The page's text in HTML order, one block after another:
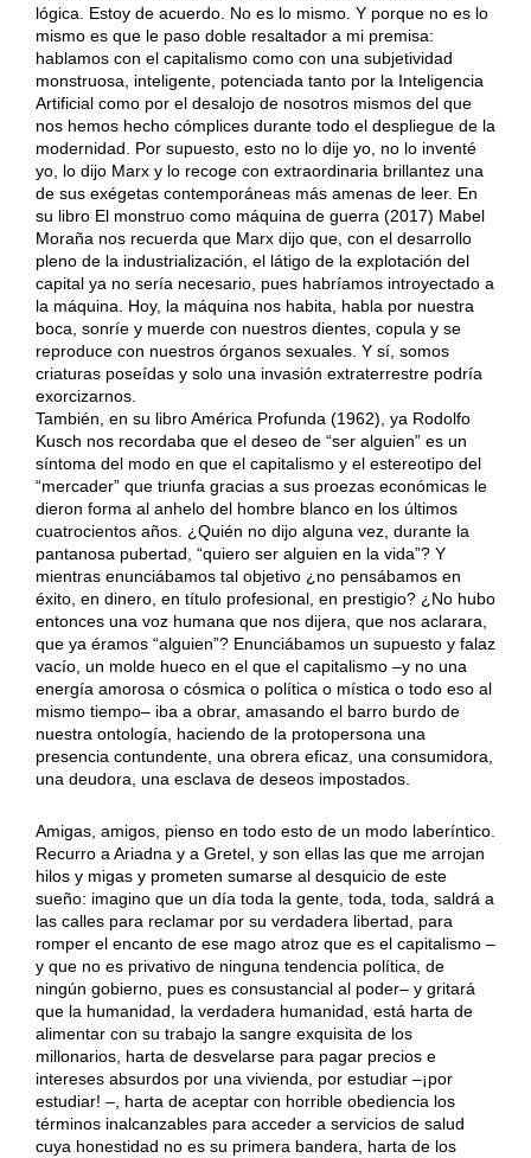
lógica. Estoy de acuerdo. No es lo mismo. Y porque no es lo
mismo es que le paso doble resaltador a mi premisa:
hablamos con el capitalismo como con una subjetividad
monstruosa, inteligente, potenciada tanto por la Inteligencia
Artificial como por el desalojo de nosotros mismos del que
nos hemos hecho cómplices durante todo el despliegue de la
modernidad. Por supuesto, esto no lo dije yo, no lo inventé
yo, lo dijo Marx y lo recoge con extraordinaria brillantez una
de sus exégetas contemporáneas más amenas de leer. En
su libro El monstruo como máquina de guerra (2017) Mabel
Moraña nos recuerda que Marx dijo que, con el desarrollo
pleno de la industrialización, el látigo de la explotación del
capital ya no sería necesario, pues habríamos introyectado a
la máquina. Hoy, la máquina nos habita, habla por nuestra
boca, sonríe y muerde con nuestros dientes, copula y se
reproduce con nuestros órganos sexuales. Y sí, somos
criaturas poseídas y solo una invasión extraterrestre podría
exorcizarnos.
También, en su libro América Profunda (1962), ya Rodolfo
Kusch nos recordaba que el deseo de “ser alguien” es un
síntoma del modo en que el capitalismo y el estereotipo del
“mercader” que triunfa gracias a sus proezas económicas le
dieron forma al anhelo del hombre blanco en los últimos
cuatrocientos años. ¿Quién no dijo alguna vez, durante la
pantanosa pubertad, “quiero ser alguien en la vida”? Y
mientras enunciábamos tal objetivo ¿no pensábamos en
éxito, en dinero, en título profesional, en prestigio? ¿No hubo
entonces una voz humana que nos dijera, que nos aclarara,
que ya éramos “alguien”? Enunciábamos un supuesto y falaz
vacío, un molde hueco en el que el capitalismo –y no una
energía amorosa o cósmica o política o mística o todo eso al
mismo tiempo– iba a obrar, amasando el barro burdo de
nuestra ontología, haciendo de la protopersona una
presencia contundente, una obrera eficaz, una consumidora,
una deudora, una esclava de deseos impostados.
Amigas, amigos, pienso en todo esto de un modo laberíntico.
Recurro a Ariadna y a Gretel, y son ellas las que me arrojan
hilos y migas y prometen sumarse al desquicio de este
sueño: imagino que un día toda la gente, toda, toda, saldrá a
las calles para reclamar por su verdadera libertad, para
romper el encanto de ese mago atroz que es el capitalismo –
y que no es privativo de ninguna tendencia política, de
ningún gobierno, pues es consustancial al poder– y gritará
que la humanidad, la verdadera humanidad, está harta de
alimentar con su trabajo la sangre exquisita de los
millonarios, harta de desvelarse para pagar precios e
intereses absurdos por una vivienda, por estudiar –¡por
estudiar! –, harta de aceptar con horrible obediencia los
términos inalcanzables para acceder a servicios de salud
cuya honestidad no es su primera bandera, harta de los